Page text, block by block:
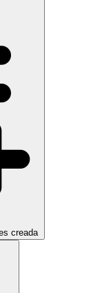
creada